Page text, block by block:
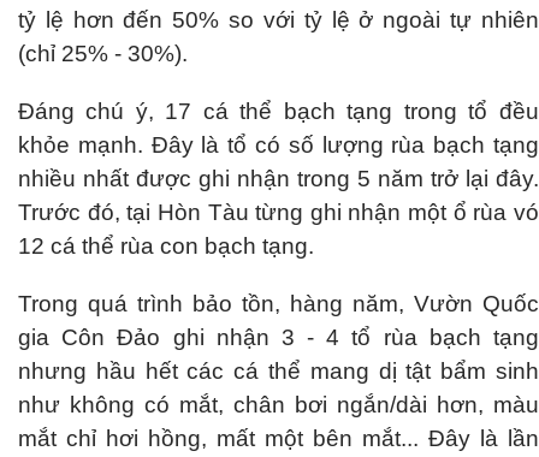
tỷ lệ hơn đến 50% so với tỷ lệ ở ngoài tự nhiên
(chỉ 25% - 30%).
Đáng chú ý, 17 cá thể bạch tạng trong tổ đều
khỏe mạnh. Đây là tổ có số lượng rùa bạch tạng
nhiều nhất được ghi nhận trong 5 năm trở lại đây.
Trước đó, tại Hòn Tàu từng ghi nhận một ổ rùa vó
12 cá thể rùa con bạch tạng.
Trong quá trình bảo tồn, hàng năm, Vườn Quốc
gia Côn Đảo ghi nhận 3 - 4 tổ rùa bạch tạng
nhưng hầu hết các cá thể mang dị tật bẩm sinh
như không có mắt, chân bơi ngắn/dài hơn, màu
mắt chỉ hơi hồng, mất một bên mắt... Đây là lần